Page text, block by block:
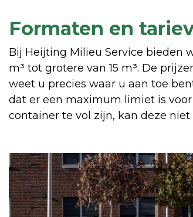
Formaten en
Bij Heijting Milieu Service bieden
m³ tot grotere van 15 m³. De
weet u precies waar u aan toe
dat er een maximum limiet is
container te vol zijn, kan deze